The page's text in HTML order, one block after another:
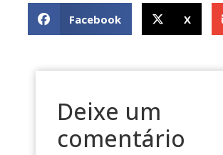
Facebook X
Deixe um
comentário